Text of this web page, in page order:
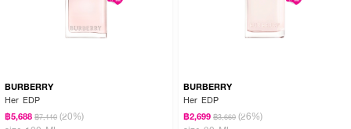
BURBERRY
Her EDP
฿5,688 ฿7,110 (20%)
BURBERRY
Her EDP
฿2,699 ฿3,660 (26%)